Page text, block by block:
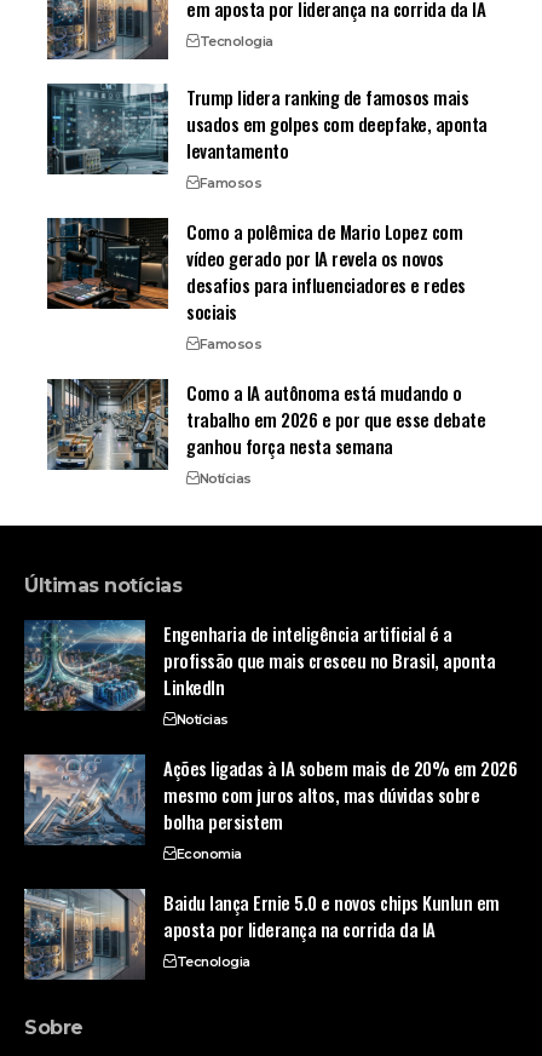
em aposta por liderança na corrida da IA
Tecnologia
Trump lidera ranking de famosos mais
usados em golpes com deepfake, aponta
levantamento
Famosos
Como a polêmica de Mario Lopez com
vídeo gerado por IA revela os novos
desafios para influenciadores e redes
sociais
Famosos
Como a IA autônoma está mudando o
trabalho em 2026 e por que esse debate
ganhou força nesta semana
Notícias
Últimas notícias
Engenharia de inteligência artificial é a
profissão que mais cresceu no Brasil, aponta
LinkedIn
Notícias
Ações ligadas à IA sobem mais de 20% em 2026
mesmo com juros altos, mas dúvidas sobre
bolha persistem
Economia
Baidu lança Ernie 5.0 e novos chips Kunlun em
aposta por liderança na corrida da IA
Tecnologia
Sobre